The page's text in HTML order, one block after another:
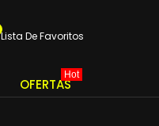
Lista De Favoritos
OFERTAS
Hot